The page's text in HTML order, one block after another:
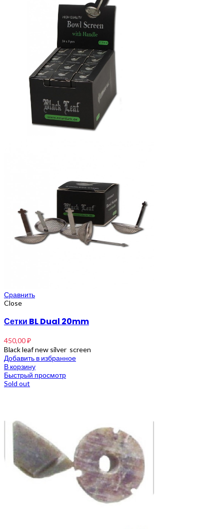
Сравнить
Close
Сетки BL Dual 20mm
450,00₽
Black leaf new silver screen
Добавить в избранное
В корзину
Быстрый просмотр
Sold out